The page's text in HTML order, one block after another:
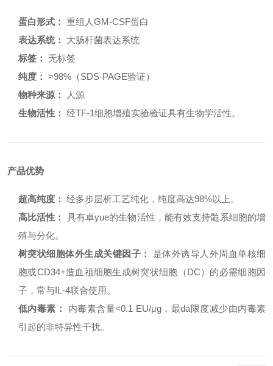
蛋白形式： 重组人GM-CSF蛋白
表达系统：
大肠杆菌表达系统
标签： 无标签
纯度： >98%（SDS-PAGE验证）
物种来源：
人源
生物活性： 经TF-1细胞增殖实验验证具有生物学活性。
产品优势
超高纯度： 经多步层析工艺纯化，纯度高达98%以上。
高比活性：
具有卓yue的生物活性，能有效支持髓系细胞的增
殖与分化。
树突状细胞体外生成关键因子：
是体外诱导人外周血单核细
胞或CD34+造血祖细胞生成树突状细胞（DC）的必需细胞因
子，常与IL-4联合使用。
低内毒素：
内毒素含量<0.1 EU/μg，最da限度减少由内毒素
引起的非特异性干扰。